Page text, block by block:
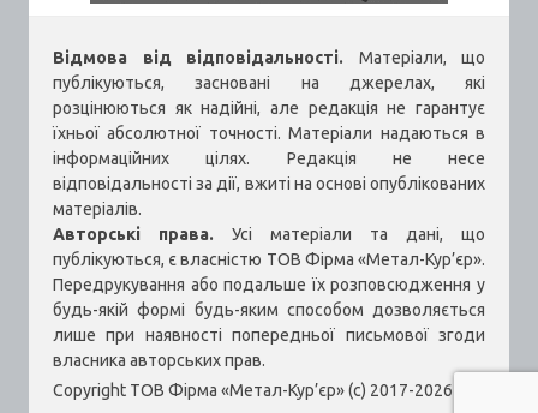
Відмова від відповідальності. Матеріали, що
публікуються, засновані на джерелах, які
розцінюються як надійні, але редакція не гарантує
їхньої абсолютної точності. Матеріали надаються в
інформаційних цілях. Редакція не несе
відповідальності за дії, вжиті на основі опублікованих
матеріалів.
Авторські права. Усі матеріали та дані, що
публікуються, є власністю ТОВ Фірма «Метал-Кур’єр».
Передрукування або подальше їх розповсюдження у
будь-якій формі будь-яким способом дозволяється
лише при наявності попередньої письмової згоди
власника авторських прав.
Copyright ТОВ Фірма «Метал-Кур’єр» (c) 2017-2026